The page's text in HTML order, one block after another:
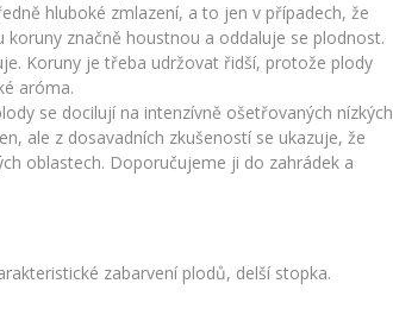
hluboké zmlazení, a to jen v případech, že
značně houstnou a oddaluje se plodnost.
Koruny je třeba udržovat řidší, protože plody
aróma.
se docilují na intenzívně ošetřovaných nízkých
ale z dosavadních zkušeností se ukazuje, že
oblastech. Doporučujeme ji do zahrádek a
zabarvení plodů, delší stopka.